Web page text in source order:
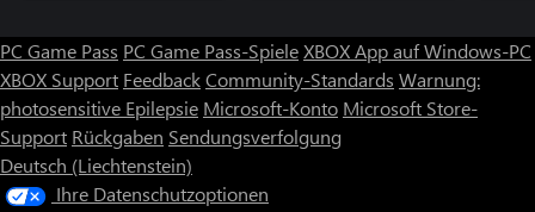
PC Game Pass PC Game Pass-SpieleXBOX App auf Windows-PC
XBOX Support FeedbackCommunity-Standards Warnung:
photosensitive Epilepsie Microsoft-Konto Microsoft Store-
Support Rückgaben Sendungsverfolgung
Deutsch (Liechtenstein)
Ihre Datenschutzoptionen